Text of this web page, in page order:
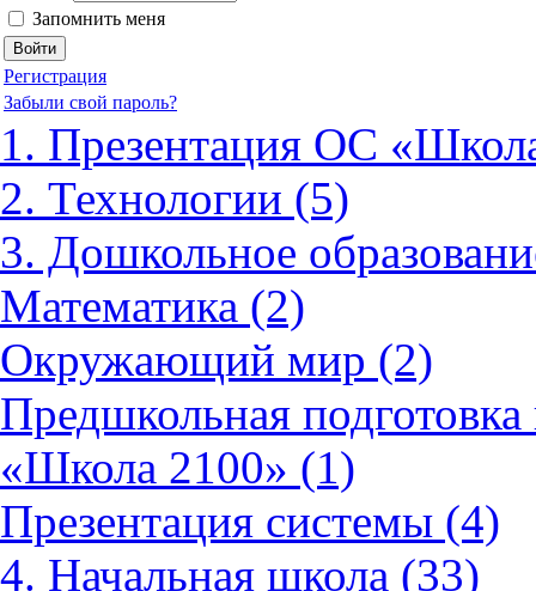
Запомнить меня
Регистрация
Забыли свой пароль?
1. Презентация ОС
2. Технологии (5)
3. Дошкольное
Математика (2)
Окружающий мир (2)
Предшкольная
«Школа 2100» (1)
Презентация системы (4)
4. Начальная школа (33)